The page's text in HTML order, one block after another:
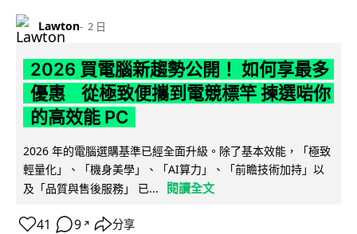
Lawton 2 日
2026 買電腦新趨勢公開！ 如何享最多
優惠 從極致便攜到電競標竿 揀選啱你
的高效能 PC
2026 年的電腦選購基準已經全面升級。除了基本效能，「極致
輕量化」、「機身美學」、「AI算力」、「前瞻技術加持」以
及「品質與售後服務」 已...
閱讀全文
41 9 ↗ 分享